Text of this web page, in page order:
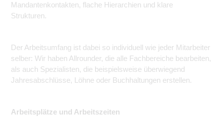
Mandantenkontakten, flache Hierarchien und klare
Strukturen.
Der Arbeitsumfang ist dabei so individuell wie jeder Mitarbeiter
selber: Wir haben Allrounder, die alle Fachbereiche bearbeiten,
als auch Spezialisten, die beispielsweise überwiegend
Jahresabschlüsse, Löhne oder Buchhaltungen erstellen.
Arbeitsplätze und Arbeitszeiten